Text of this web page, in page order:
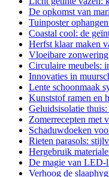
De opkomst van
Tuinposter
Coastal cool: de
Herfst klaar maken
Vloeibare
Circulaire meubels:
Innovaties in
Lente schoonmaak
Kunststof ramen en
Geluidsisolatie
Zomerrecepten met
Schaduwdoeken
Rieten parasols:
Hergebruik
De magie van LED-
Verhoog de